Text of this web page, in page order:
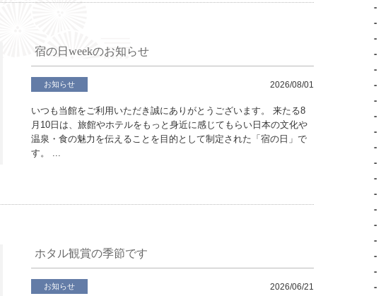
宿の日weekのお知らせ
お知らせ 2026/08/01
いつも当館をご利用いただき誠にありがとうございます。 来たる8
月10日は、旅館やホテルをもっと身近に感じてもらい日本の文化や
温泉・食の魅力を伝えることを目的として制定された「宿の日」で
す。 ...
ホタル観賞の季節です
お知らせ 2026/06/21